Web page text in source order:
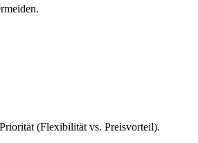
(Flexibilität vs. Preisvorteil).